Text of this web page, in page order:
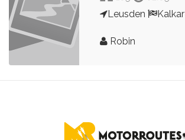
Leusden
Kalkar
Robin